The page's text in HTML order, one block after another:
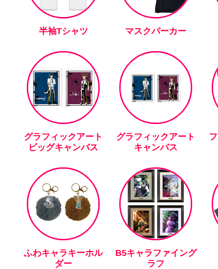
半袖Tシャツ マスクパーカー
グラフィックアート
ビッグキャンバス
グラフィックアート
キャンバス
ふわキャラキーホル
ダー
B5キャラファイング
ラフ